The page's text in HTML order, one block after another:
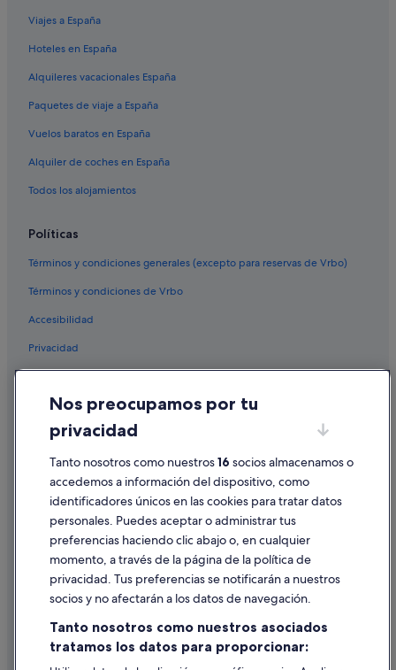
Viajes a España
Hoteles en España
Alquileres vacacionales España
Paquetes de viaje a España
Vuelos baratos en España
Alquiler de coches en España
Todos los alojamientos
Políticas
Términos y condiciones generales (excepto para reservas de Vrbo)
Términos y condiciones de Vrbo
Accesibilidad
Privacidad
Cookies
Condiciones de uso
Información legal/contacto
Pautas sobre el contenido y cómo denunciar contenido
Ayuda
Cancelar un vuelo
Cancelar una reserva de hotel o de un alquiler vacacional
Utilizar un cupón de Expedia
Nos preocupamos por tu
privacidad
Tanto nosotros como nuestros16 socios almacenamos o
accedemos a información del dispositivo, como
identificadores únicos en las cookies para tratar datos
personales. Puedes aceptar o administrar tus
preferencias haciendo clic abajo o, en cualquier
momento, a través de la página de la política de
privacidad. Tus preferencias se notificarán a nuestros
socios y no afectarán a los datos de navegación.
Tanto nosotros como nuestros asociados
tratamos los datos para proporcionar: